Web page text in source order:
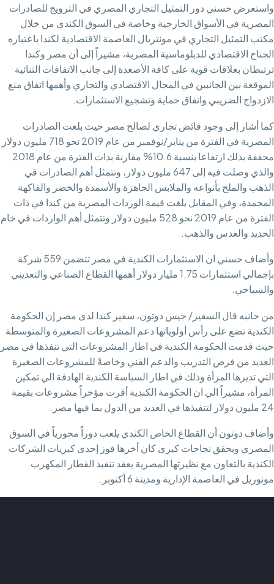
واستعرض حسني دور التمثيل التجاري المصري في الترويج للصادرات
المصرية في الأسواق الخارجية وخاصة في السوق الكندي من خلال
مكتب التمثيل التجاري في مونتريال العاصمة الاقتصادية لكندا باعتباره
الجناح الاقتصادي للدبلوماسية المصرية، مشيراً إلى أن مصر وكندا
ترتبطان بعلاقات قوية على كافة الأصعدة إلى جانب الاتفاقات الثنائية
الموقعة بين الجانبين في المجال الاقتصادي والتجاري وأهمها اتفاق منع
الازدواج الضريبي واتفاق حماية وتشجيع الاستثمارات.
كما أشار إلى وجود فائض تجاري لصالح مصر حيث بلغت الصادرات
المصرية في الفترة من يناير/نوفمبر من عام 2019 نحو 718 مليون دولار
محققة بذلك ارتفاعا بنسبة 10.6% مقارنة بذات الفترة من عام 2018
والذي وصلت فيه إلى 647 مليون دولار، وتتمثل أهم الصادرات في
الذهب والملح بأنواعه والملابس الجاهزة والأسمدة والخضر والفاكهة
المجمدة، وفي المقابل بلغت قيمة الوردات المصرية من كندا في ذات
الفترة من عام 2019 نحو 528 مليون دولار وتتمثل أهم الواردات في خام
الحديد والعدس والذهب.
وأضاف حسني ان الاستثمارات الكندية في مصر تتضمن 559 شركة
بإجمالي استثمارات 1.75 مليار دولار أهمها القطاع الصناعي والتعديني
والسياحي.
من جانبه قال السفير/ جيس دوتون، سفير كندا لدى مصر إن الحكومة
الكندية تضع على رأس أولوياتها دعم المشروعات الصغيرة والمتوسطة
حيث قدمت الحكومة الكندية في اطار المشروعات التي تنفذها في مصر
العديد من فرص التدريب والدعم الفني وخاصةً للمشروعات الصغيرة
التي تديرها المرأة وذلك في اطار السياسة الكندية الهادفة الي تمكين
المرأة، مشيراً الي ان الحكومة الكندية أقرت مؤخراً مشروعات بقيمة
24 مليون دولار لتنفيذها في العديد من الدول بما فيها مصر.
وأضاف دوتون أن القطاع الخاص الكندي يلعب دوراً محورياً في السوق
المصري ويحقق نجاحات كبرى كان أخرها فوز إحدى كبريات الشركات
الكندية بالتعاون مع نظيرتها المصرية بعقد تنفيذ القطار المكهرب
مونوريل في العاصمة الإدارية ومدينة 6 أكتوبر.